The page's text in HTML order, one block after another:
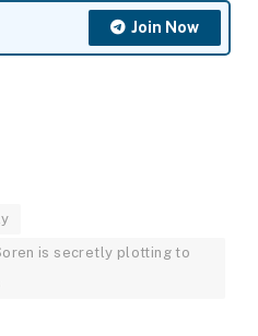
Join Now
is secretly plotting to